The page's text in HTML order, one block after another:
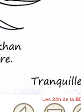
Les 24h de la